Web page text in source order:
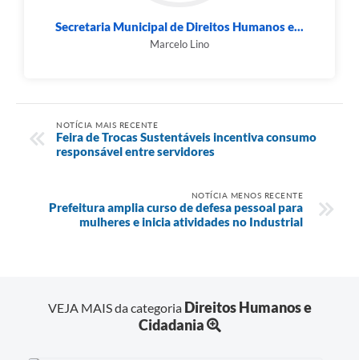
Secretaria Municipal de Direitos Humanos e...
Marcelo Lino
NOTÍCIA MAIS RECENTE
Feira de Trocas Sustentáveis incentiva consumo
responsável entre servidores
NOTÍCIA MENOS RECENTE
Prefeitura amplia curso de defesa pessoal para
mulheres e inicia atividades no Industrial
VEJA MAIS da categoria Direitos Humanos e
Cidadania